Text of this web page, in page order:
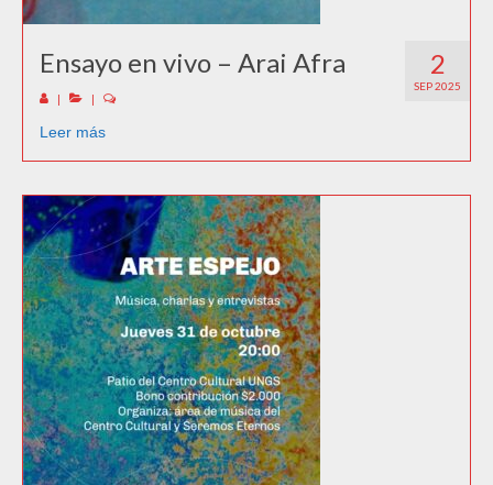
2
SEP 2025
Ensayo en vivo – Arai Afra
| |
Leer más